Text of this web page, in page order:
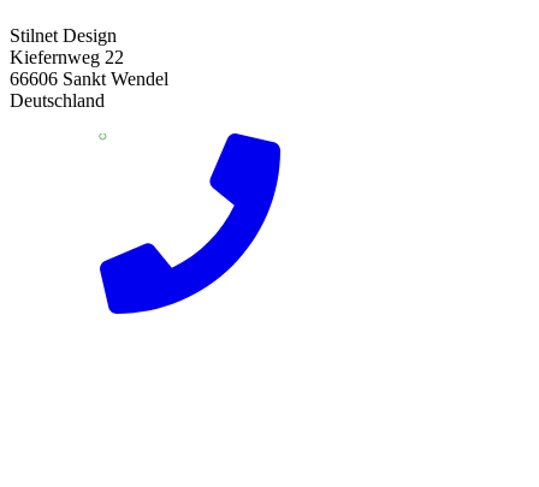
Stilnet Design
Kiefernweg 22
66606 Sankt Wendel
Deutschland